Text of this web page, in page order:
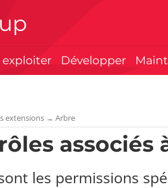
Développer
extensions →Arbre
les permissions